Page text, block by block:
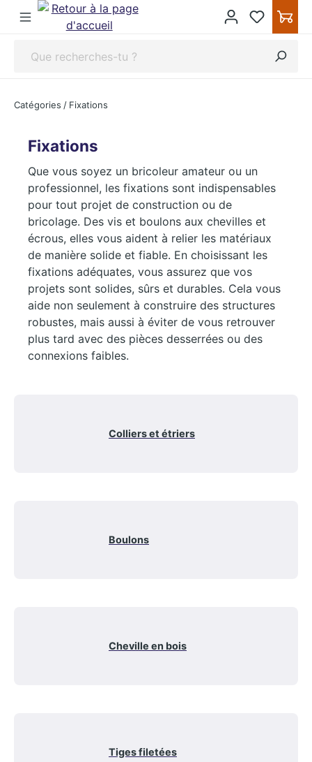
Catégories / Fixations
Fixations
Que vous soyez un bricoleur amateur ou un
professionnel, les fixations sont indispensables
pour tout projet de construction ou de
bricolage. Des vis et boulons aux chevilles et
écrous, elles vous aident à relier les matériaux
de manière solide et fiable. En choisissant les
fixations adéquates, vous assurez que vos
projets sont solides, sûrs et durables. Cela vous
aide non seulement à construire des structures
robustes, mais aussi à éviter de vous retrouver
plus tard avec des pièces desserrées ou des
connexions faibles.
Colliers et étriers
Boulons
Cheville en bois
Tiges filetées